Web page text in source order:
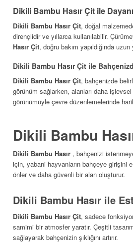
Dikili Bambu Hasır Çit ile
Dikili Bambu Hasır Çit, doğal
dirençlidir ve yıllarca kullanılabilir.
Hasır Çit, doğru bakım yapıldığında
Dikili Bambu Hasır Çit ile
Dikili Bambu Hasır Çit, bahçenizde
görünüm sağlarken, alanları daha
görünümüyle çevre düzenlemelerinde
Dikili Bambu
Dikili Bambu Hasır , bahçenizi
için, yabani hayvanların bahçeye girişini
önler ve daha güvenli bir alan oluşturur.
Dikili Bambu Hasır ile
Dikili Bambu Hasır Çit, sadece
samimi bir atmosfer yaratır. Çeşitli
sağlayarak bahçenizin şıklığını artırır.